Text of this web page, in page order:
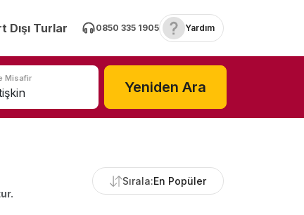
Dışı Turlar 0850 335 1905 Yardım
Misafir
Yeniden Ara
Sırala:En Popüler